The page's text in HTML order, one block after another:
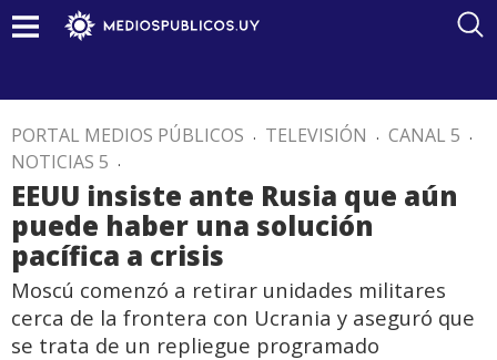
PORTAL MEDIOS PÚBLICOS . TELEVISIÓN . CANAL 5 .
NOTICIAS 5 .
EEUU insiste ante Rusia que aún
puede haber una solución
pacífica a crisis
Moscú comenzó a retirar unidades militares
cerca de la frontera con Ucrania y aseguró que
se trata de un repliegue programado